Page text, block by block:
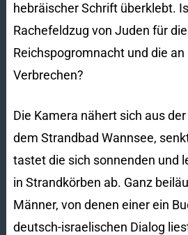
hebräischer Schrift überklebt.
Rachefeldzug von Juden für die
Reichspogromnacht und die
Verbrechen?
Die Kamera nähert sich aus
dem Strandbad Wannsee,
tastet die sich sonnenden und
in Strandkörben ab. Ganz
Männer, von denen einer ein
deutsch-israelischen Dialog